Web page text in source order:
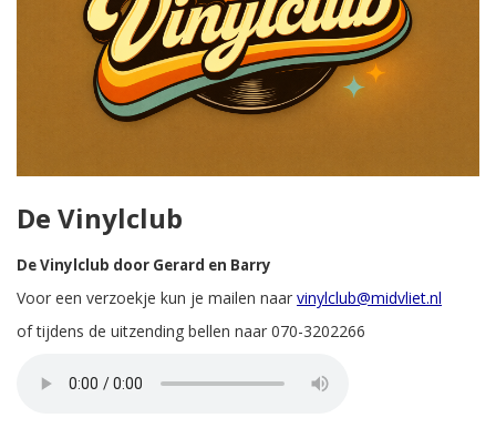
De Vinylclub
De Vinylclub door Gerard en Barry
Voor een verzoekje kun je mailen naar vinylclub@midvliet.nl
of tijdens de uitzending bellen naar 070-3202266